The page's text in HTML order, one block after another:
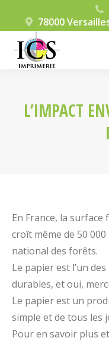
78000
L’IMPACT
En France, la surface
croît même de 50
national des forêts.
Le papier est l’un
durables, et oui,
Le papier est un
simple et de tous les
Pour en savoir plus